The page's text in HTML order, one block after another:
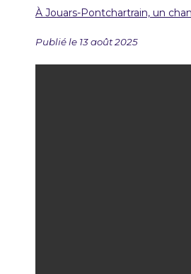
À Jouars-Pontchartrain, un
Publié le 13 août 2025